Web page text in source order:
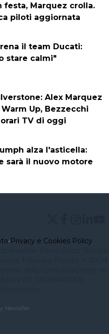
festa, Marquez crolla.
piloti aggiornata
il team Ducati:
stare calmi"
Alex Marquez
Up, Bezzecchi
TV di oggi
alza l'asticella:
sarà il nuovo motore
•Privacy e Cookies Policy
Newsifier